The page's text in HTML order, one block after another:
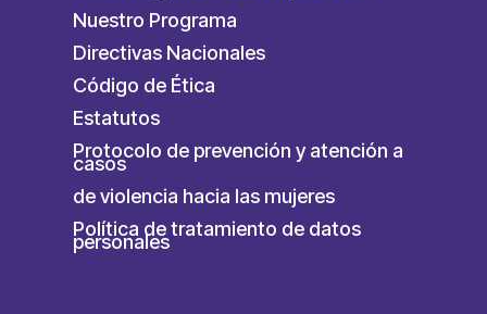
Nuestro Programa
Directivas Nacionales
Código de Ética
Estatutos
Protocolo de prevención y atención a
casos
de violencia hacia las mujeres
Política de tratamiento de datos
personales